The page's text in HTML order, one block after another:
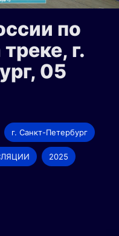
по
г.
05
г. Санкт-Петербург
2025